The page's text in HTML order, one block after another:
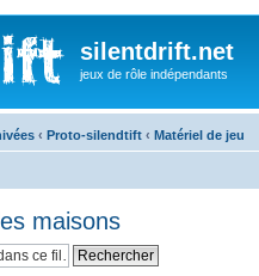
silentdrift.net
jeux de rôle indépendants
‹ Proto-silendtift ‹ Matériel de jeu
maisons